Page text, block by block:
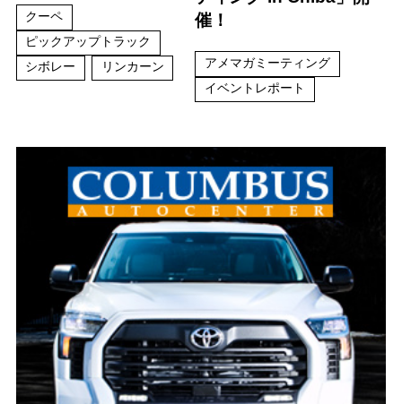
クーペ
ピックアップトラック
シボレー
リンカーン
催！
アメマガミーティング
イベントレポート